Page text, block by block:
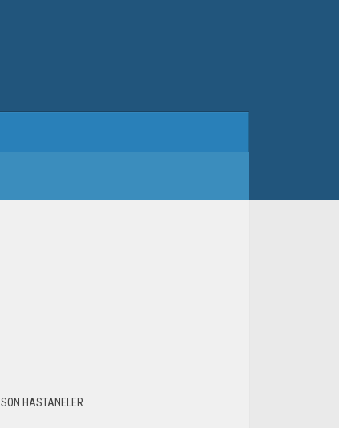
SON HASTANELER